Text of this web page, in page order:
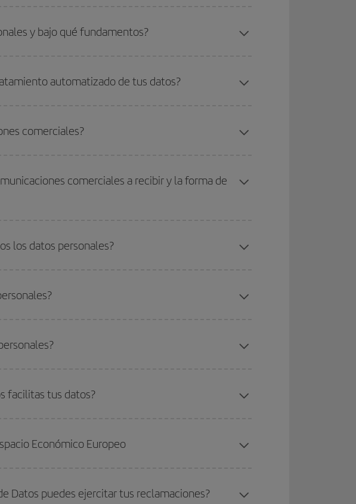
y bajo qué fundamentos?
automatizado de tus datos?
comerciales?
comerciales a recibir y la forma de
los datos personales?
facilitas tus datos?
Económico Europeo
Datos puedes ejercitar tus reclamaciones?